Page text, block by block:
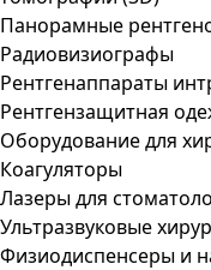
Панорамные
Радиовизиографы
Рентгенаппараты
Рентгензащитная
Оборудование для
Коагуляторы
Лазеры для
Ультразвуковые
Физиодиспенсеры и